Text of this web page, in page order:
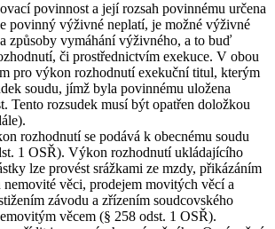
povinnost a její rozsah povinnému určena
povinný výživné neplatí, je možné výživné
způsoby vymáhání výživného, a to buď
či prostřednictvím exekuce. V obou
pro výkon rozhodnutí exekuční titul, kterým
soudu, jímž byla povinnému uložena
Tento rozsudek musí být opatřen doložkou
rozhodnutí se podává k obecnému soudu
1 OSŘ). Výkon rozhodnutí ukládajícího
lze provést srážkami ze mzdy, přikázáním
věci, prodejem movitých věcí a
závodu a zřízením soudcovského
věcem (§ 258 odst. 1 OSŘ).